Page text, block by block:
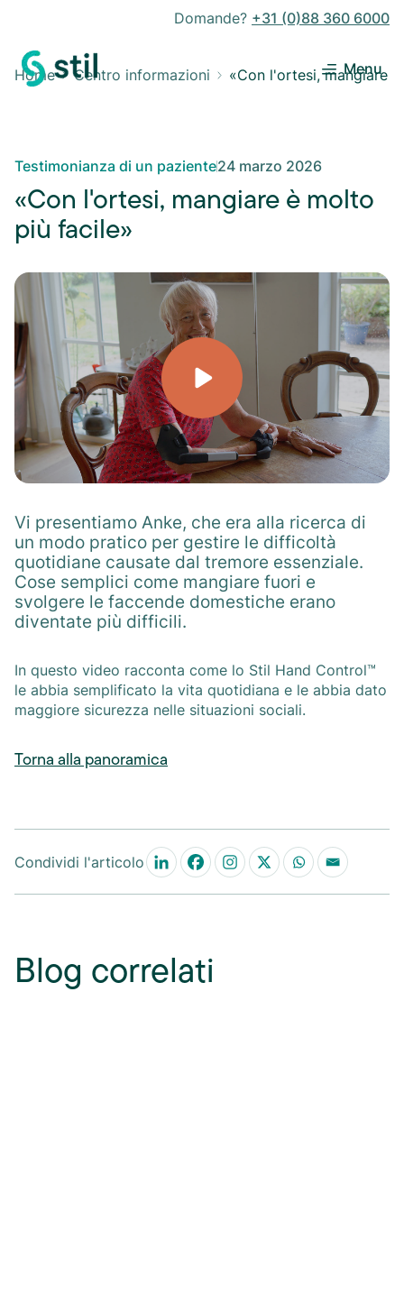
Domande? +31 (0)88 360 6000
Menu
Home Centro informazioni «Con l'ortesi, mangiare
Testimonianza di un paziente24 marzo 2026
«Con l'ortesi, mangiare è molto
più facile»
Vi presentiamo Anke, che era alla ricerca di
un modo pratico per gestire le difficoltà
quotidiane causate dal tremore essenziale.
Cose semplici come mangiare fuori e
svolgere le faccende domestiche erano
diventate più difficili.
In questo video racconta come lo Stil Hand Control™
le abbia semplificato la vita quotidiana e le abbia dato
maggiore sicurezza nelle situazioni sociali.
Torna alla panoramica
Condividi l'articolo
Blog correlati